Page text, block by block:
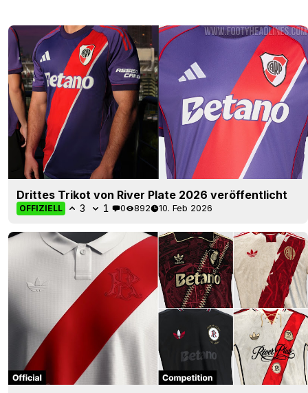
Drittes Trikot von River Plate 2026 veröffentlicht
OFFIZIELL 3 1 0 892 10. Feb 2026